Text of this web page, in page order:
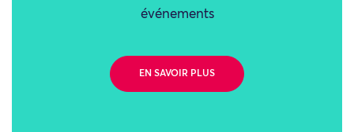
événements
EN SAVOIR PLUS